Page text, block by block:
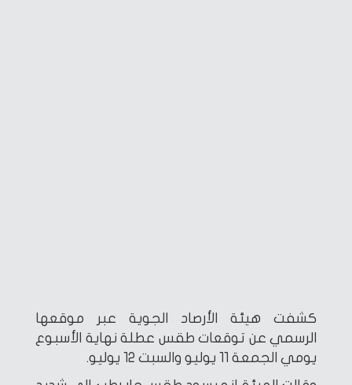
كشفت هيئة الأرصاد الجوية عبر موقعها
الرسمي عن توقعات طقس عطلة نهاية الأسبوع
يومي الجمعة 11 يوليو والسبت 12 يوليو.